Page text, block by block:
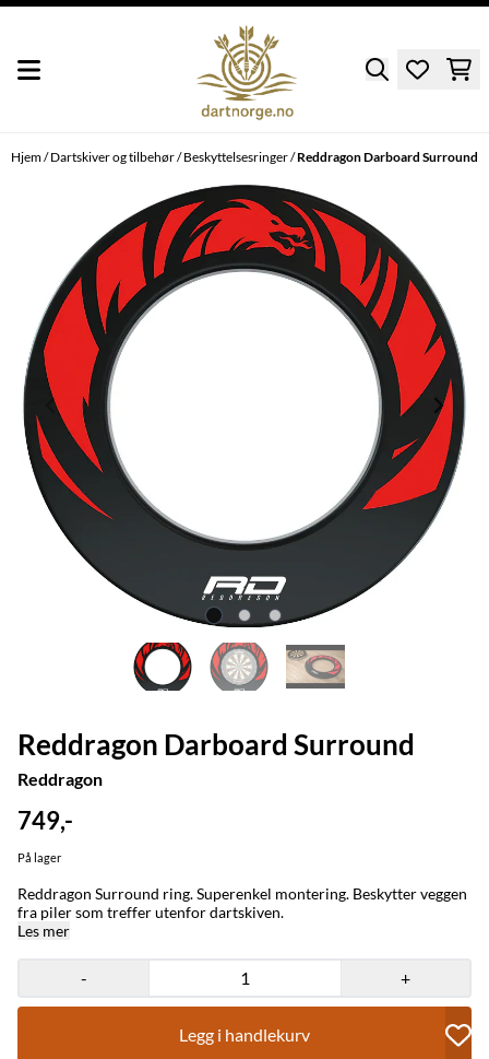
Hjem/Dartskiver og tilbehør/Beskyttelsesringer/Reddragon Darboard Surround
Reddragon Darboard Surround
Reddragon
749,-
På lager
Reddragon Surround ring. Superenkel montering. Beskytter veggen
Les mer
- +
Legg i handlekurv